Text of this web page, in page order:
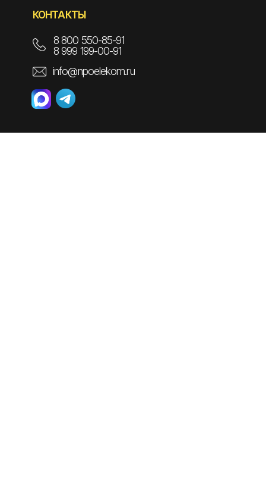
КОНТАКТЫ
info@npoelekom.ru
8 800 550-85-91
8 999 199-00-91